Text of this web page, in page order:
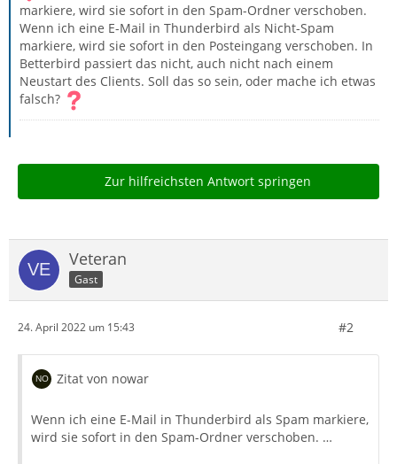
markiere, wird sie sofort in den Spam-Ordner verschoben.
Wenn ich eine E-Mail in Thunderbird als Nicht-Spam
markiere, wird sie sofort in den Posteingang verschoben. In
Betterbird passiert das nicht, auch nicht nach einem
Neustart des Clients. Soll das so sein, oder mache ich etwas
falsch?
Zur hilfreichsten Antwort springen
Veteran
Gast
24. April 2022 um 15:43 #2
Zitat von nowar
Wenn ich eine E-Mail in Thunderbird als Spam markiere,
wird sie sofort in den Spam-Ordner verschoben. …